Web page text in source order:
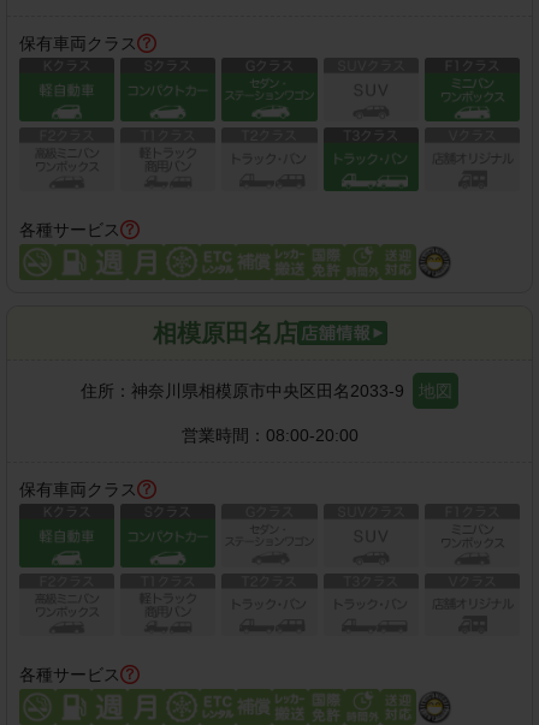
保有車両クラス
各種サービス
相模原田名店
住所： 神奈川県相模原市中央区田名2033-9 地図
営業時間： 08:00-20:00
保有車両クラス
各種サービス